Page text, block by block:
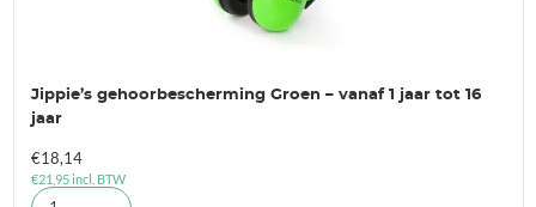
Jippie’s gehoorbescherming Groen – vanaf 1 jaar tot 16
jaar
€18,14
€21,95incl. BTW